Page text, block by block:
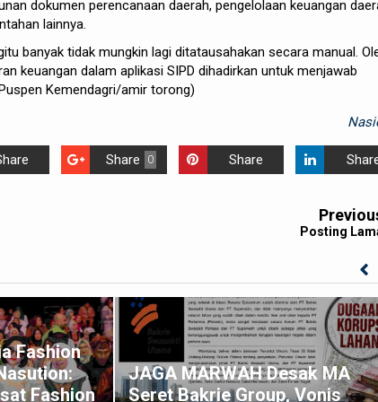
dokumen perencanaan daerah, pengelolaan keuangan
lainnya.
banyak tidak mungkin lagi ditatausahakan secara manual.
keuangan dalam aplikasi SIPD dihadirkan untuk menjawab
Kemendagri/amir torong)
0
Share Share
Posting
Fashion
Fashion
JAGA MARWAH Desak MA
Seret Bakrie Group, Vonis